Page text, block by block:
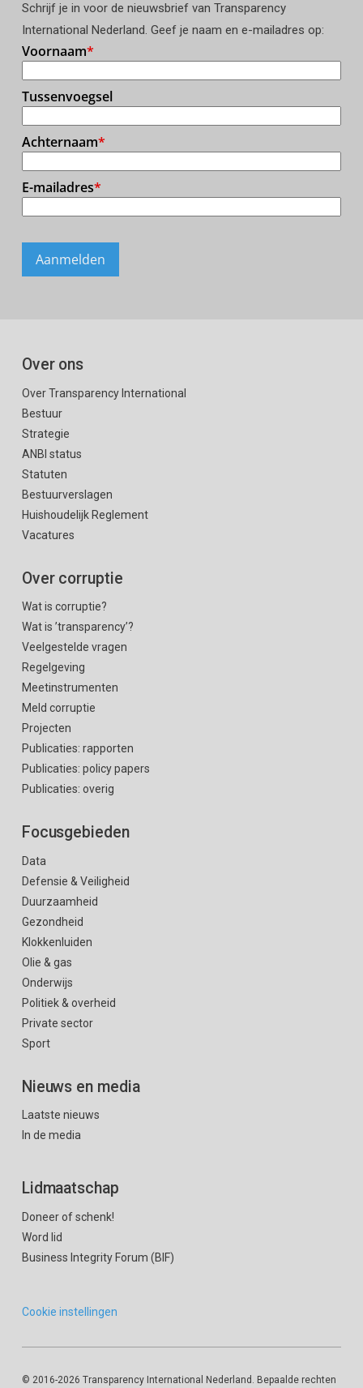
Schrijf je in voor de nieuwsbrief van Transparency
International Nederland. Geef je naam en e-mailadres op:
Over ons
Over Transparency International
Bestuur
Strategie
ANBI status
Statuten
Bestuurverslagen
Huishoudelijk Reglement
Vacatures
Over corruptie
Wat is corruptie?
Wat is ’transparency’?
Veelgestelde vragen
Regelgeving
Meetinstrumenten
Meld corruptie
Projecten
Publicaties: rapporten
Publicaties: policy papers
Publicaties: overig
Focusgebieden
Data
Defensie & Veiligheid
Duurzaamheid
Gezondheid
Klokkenluiden
Olie & gas
Onderwijs
Politiek & overheid
Private sector
Sport
Nieuws en media
Laatste nieuws
In de media
Lidmaatschap
Doneer of schenk!
Word lid
Business Integrity Forum (BIF)
Cookie instellingen
© 2016-2026 Transparency International Nederland. Bepaalde rechten